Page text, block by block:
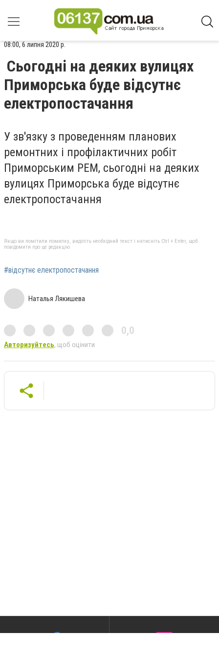
08:00, 6 липня 2020 р.
Сьогодні на деяких вулицях
Приморська буде відсутнє
електропостачання
У зв'язку з проведенням планових
ремонтних і профілактичних робіт
Приморським РЕМ, сьогодні на деяких
вулицях Приморська буде відсутнє
електропостачання
Якщо ви помітили помилку, виділіть необхідний текст і натисніть Ctrl + Enter, щоб
повідомити про це редакцію
#відсутнє електропостачання
Наталья Лякишева
0,0
Авторизуйтесь, щоб оцінити